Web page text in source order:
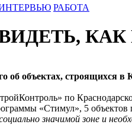
РАБОТА
объектах, строящихся в
по
«Стимул», 5
значимой зоне и